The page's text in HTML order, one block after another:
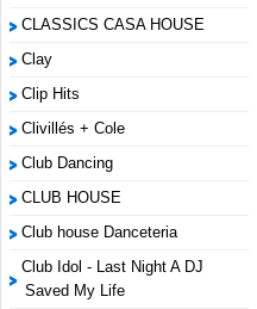
CLASSICS CASA HOUSE
Clay
Clip Hits
Clivillés + Cole
Club Dancing
CLUB HOUSE
Club house Danceteria
Club Idol - Last Night A DJ
Saved My Life